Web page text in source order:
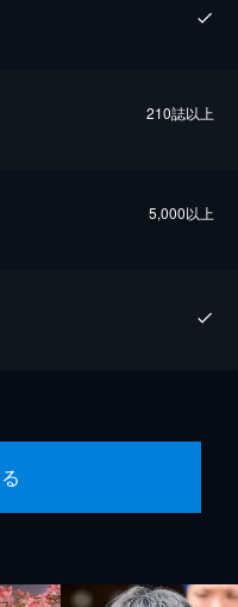
210誌以上
5,000以上